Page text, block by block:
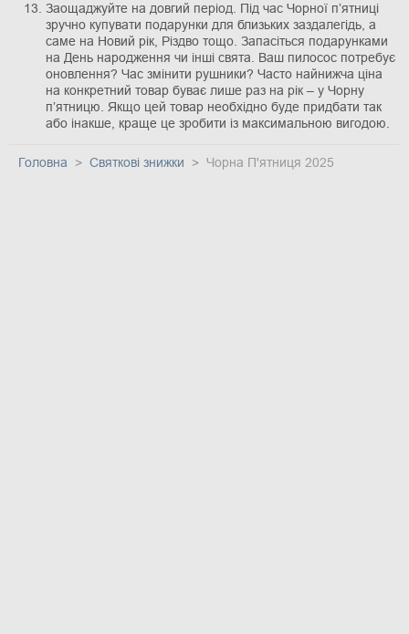
Заощаджуйте на довгий період. Під час Чорної п’ятниці
зручно купувати подарунки для близьких заздалегідь, а
саме на Новий рік, Різдво тощо. Запасіться подарунками
на День народження чи інші свята. Ваш пилосос потребує
оновлення? Час змінити рушники? Часто найнижча ціна
на конкретний товар буває лише раз на рік – у Чорну
п’ятницю. Якщо цей товар необхідно буде придбати так
або інакше, краще це зробити із максимальною вигодою.
Головна Святкові знижки Чорна П'ятниця 2025